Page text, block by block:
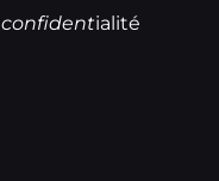
confidentialité